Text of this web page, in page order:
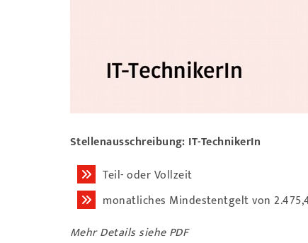
Stellenausschreibung: IT-TechnikerIn
Teil- oder Vollzeit
monatliches Mindestentgelt von
Mehr Details siehe PDF